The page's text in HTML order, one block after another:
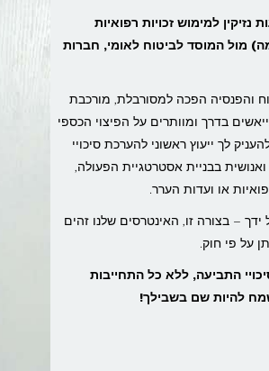
למימוש זכויות רפואיות
מול המוסד לביטוח לאומי, חברות
והפנסיה הפכה למסורבלת, מורכבת
בדרך ומוותרים על הפיצוי הכספי
לך ייעוץ ראשוני להערכת סיכויי
בבניית אסטרטגיית הפעולה,
או ועדות הערר.
– בצורה זו, האינטרסים שלנו זהים
על פי חוק.
התביעה, ללא כל התחייבות